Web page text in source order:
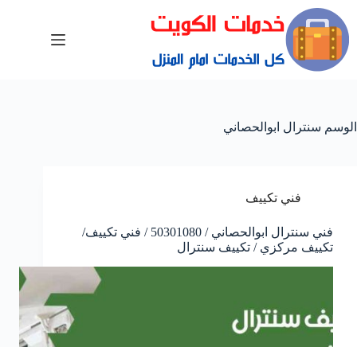
الوسم سنترال ابوالحصاني
فني تكييف
فني سنترال ابوالحصاني / 50301080 / فني تكييف/
تكييف مركزي / تكييف سنترال